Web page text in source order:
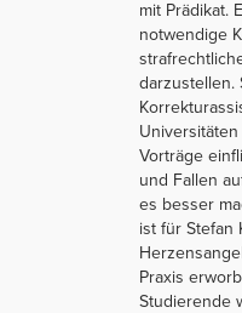
mit Prädikat.
notwendige
darzustellen.
Vorträge
und Fallen
es besser
ist für Stefan
Praxis
Studierende